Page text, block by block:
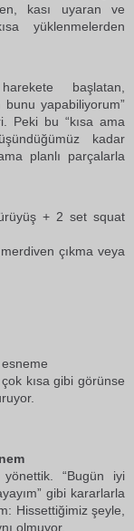
kası uyaran ve
yüklenmelerden
başlatan,
yapabiliyorum”
Peki bu “kısa ama
kadar
planlı parçalarla
+ 2 set squat
çıkma veya
kısa gibi görünse
“Bugün iyi
gibi kararlarla
Hissettiğimiz şeyle,
olmuyor.